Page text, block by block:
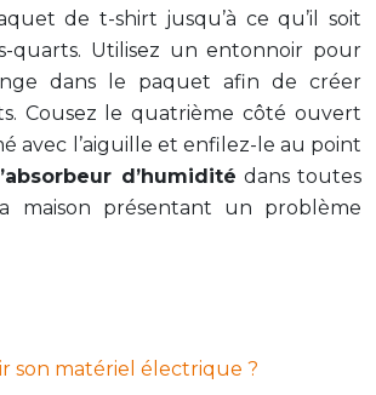
de t-shirt jusqu’à ce qu’il soit
quarts. Utilisez un entonnoir pour
dans le paquet afin de créer
Cousez le quatrième côté ouvert
avec l’aiguille et enfilez-le au point
d’humidité dans toutes
maison présentant un problème
son matériel électrique ?